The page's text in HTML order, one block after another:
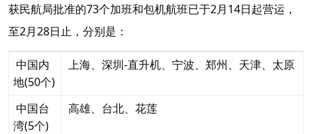
获民航局批准的73个加班和包机航班已于2月14日起营运，
至2月28日止，分别是：
中国内
地(50个)
上海、深圳-直升机、宁波、郑州、天津、太原
中国台
湾(5个)
高雄、台北、花莲